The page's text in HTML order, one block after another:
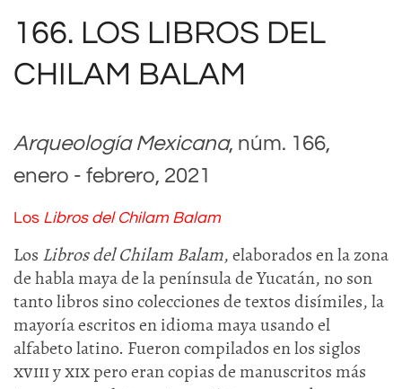
166. LOS LIBROS DEL
CHILAM BALAM
Arqueología Mexicana, núm. 166,
enero - febrero, 2021
Los Libros del Chilam Balam
Los Libros del Chilam Balam, elaborados en la zona
de habla maya de la península de Yucatán, no son
tanto libros sino colecciones de textos disímiles, la
mayoría escritos en idioma maya usando el
alfabeto latino. Fueron compilados en los siglos
xviiiyxixpero eran copias de manuscritos más